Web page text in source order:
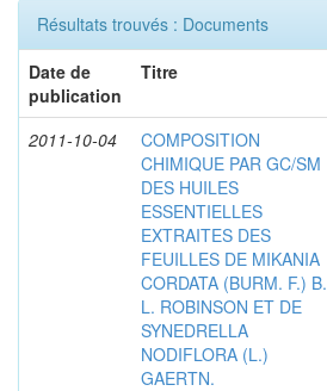
Résultats trouvés : Documents
Date de
publication
Titre
2011-10-04
COMPOSITION
CHIMIQUE PAR GC/SM
DES HUILES
ESSENTIELLES
EXTRAITES DES
FEUILLES DE MIKANIA
CORDATA (BURM. F.) B.
L. ROBINSON ET DE
SYNEDRELLA
NODIFLORA (L.)
GAERTN.